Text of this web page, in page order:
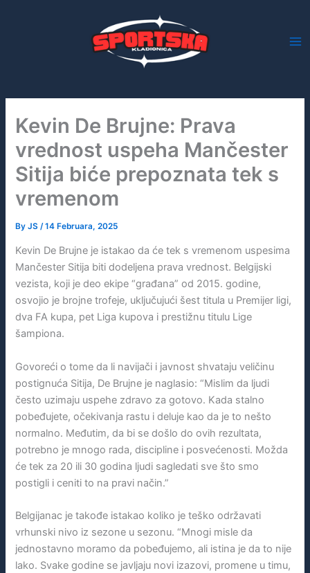
Kevin De Brujne: Prava
vrednost uspeha Mančester
Sitija biće prepoznata tek s
vremenom
ByJS /14 Februara, 2025
Kevin De Brujne je istakao da će tek s vremenom uspesima
Mančester Sitija biti dodeljena prava vrednost. Belgijski
vezista, koji je deo ekipe “građana” od 2015. godine,
osvojio je brojne trofeje, uključujući šest titula u Premijer ligi,
dva FA kupa, pet Liga kupova i prestižnu titulu Lige
šampiona.
Govoreći o tome da li navijači i javnost shvataju veličinu
postignuća Sitija, De Brujne je naglasio: “Mislim da ljudi
često uzimaju uspehe zdravo za gotovo. Kada stalno
pobeđujete, očekivanja rastu i deluje kao da je to nešto
normalno. Međutim, da bi se došlo do ovih rezultata,
potrebno je mnogo rada, discipline i posvećenosti. Možda
će tek za 20 ili 30 godina ljudi sagledati sve što smo
postigli i ceniti to na pravi način.”
Belgijanac je takođe istakao koliko je teško održavati
vrhunski nivo iz sezone u sezonu. “Mnogi misle da
jednostavno moramo da pobeđujemo, ali istina je da to nije
lako. Svake godine se javljaju novi izazovi, promene u timu,